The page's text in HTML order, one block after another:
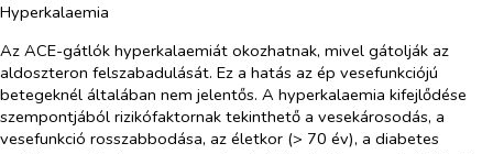
Hyperkalaemia
Az ACE-gátlók hyperkalaemiát okozhatnak, mivel gátolják az
aldoszteron felszabadulását. Ez a hatás az ép vesefunkciójú
betegeknél általában nem jelentős. A hyperkalaemia kifejlődése
szempontjából rizikófaktornak tekinthető a vesekárosodás, a
vesefunkció rosszabbodása, az életkor (> 70 év), a diabetes